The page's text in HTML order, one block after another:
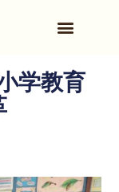
学教育